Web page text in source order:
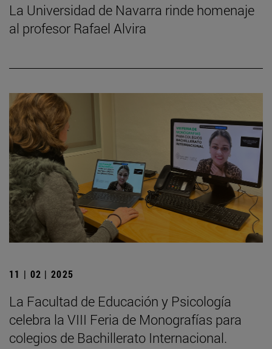
La Universidad de Navarra rinde homenaje
al profesor Rafael Alvira
11 | 02 | 2025
La Facultad de Educación y Psicología
celebra la VIII Feria de Monografías para
colegios de Bachillerato Internacional.